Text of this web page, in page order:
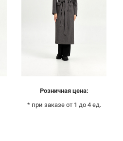
Розничная цена:
* при заказе от 1 до 4 ед.